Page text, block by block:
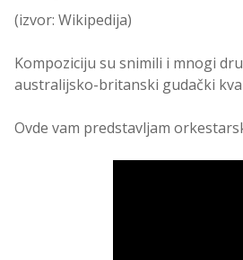
(izvor: Wikipedija)
Kompoziciju su snimili i mnogi
australijsko-britanski gudački
Ovde vam predstavljam